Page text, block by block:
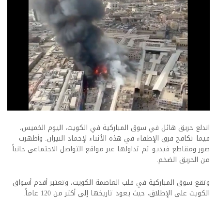
اندلع حريق هائل في سوق المباركية في الكويت، اليوم الخميس،
فيما تكافح فرق الإطفاء في هذه الأثناء لإخماد النيران. وأظهرت
صور ومقاطع فيديو تم تداولها عبر مواقع التواصل الاجتماعي جانباً
من الحريق الضخم.
وتقع سوق المباركية في قلب العاصمة الكويت، وتعتبر أقدم أسواق
الكويت على الإطلاق، حيث يعود تاريخها إلى أكثر من 120 عاماً.